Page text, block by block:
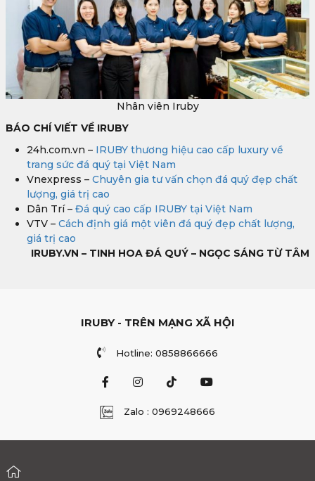
Nhân viên Iruby
BÁO CHÍ VIẾT VỀ IRUBY
24h.com.vn – IRUBY thương hiệu cao cấp luxury về
trang sức đá quý tại Việt Nam
Vnexpress – Chuyên gia tư vấn chọn đá quý đẹp chất
lượng, giá trị cao
Dân Trí – Đá quý cao cấp IRUBY tại Việt Nam
VTV – Cách định giá một viên đá quý đẹp chất lượng,
giá trị cao
IRUBY.VN – TINH HOA ĐÁ QUÝ – NGỌC SÁNG TỪ TÂM
IRUBY - TRÊN MẠNG XÃ HỘI
Hotline: 0858866666
Zalo : 0969248666